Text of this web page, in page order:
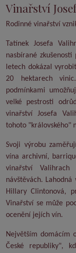
Vinařství
Rodinné vinařství
Tatínek Josefa
nasbírané
letech dokázal
20 hektarech
podmínkami
velké pestrosti
vinařství Josefa
tohoto "královského"
Svoji výrobu
vína archivní,
vinařství
návštěvách.
Hillary Clintonová,
Vinařství se může
ocenění jejích vín.
Největším domácím
České republiky",